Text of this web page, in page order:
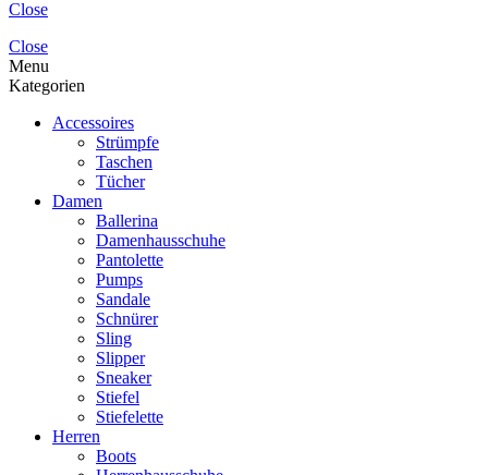
Close
Close
Menu
Kategorien
Accessoires
Strümpfe
Taschen
Tücher
Damen
Ballerina
Damenhausschuhe
Pantolette
Pumps
Sandale
Schnürer
Sling
Slipper
Sneaker
Stiefel
Stiefelette
Herren
Boots